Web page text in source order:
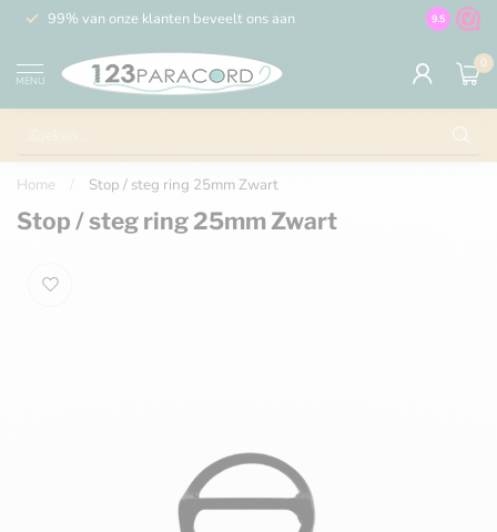
99% van onze klanten beveelt ons aan 100% de
9.5
MENU
0
Home Stop / steg ring 25mm Zwart
Stop / steg ring 25mm Zwart